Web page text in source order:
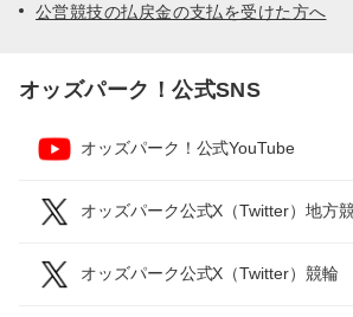
公営競技の払戻金の支払を受けた方へ
オッズパーク！公式SNS
オッズパーク！公式YouTube
オッズパーク公式X（Twitter）地方
オッズパーク公式X（Twitter）競輪